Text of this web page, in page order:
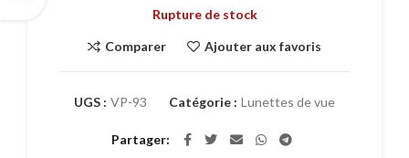
Rupture de stock
Comparer Ajouter aux favoris
UGS : VP-93 Catégorie : Lunettes de vue
Partager